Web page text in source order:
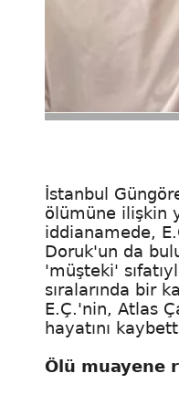
İstanbul
ölümüne ilişkin
iddianamede,
Doruk'un da
'müşteki'
sıralarında bir
E.Ç.'nin, Atlas
hayatını
Ölü muayene